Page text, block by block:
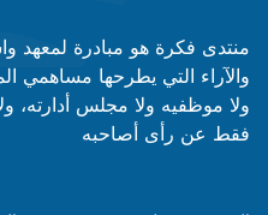
منتدى فكرة هو مبادرة لمعهد
والآراء التي يطرحها مساهمي
ولا موظفيه ولا مجلس أدارته،
فقط عن رأى أصاحبه